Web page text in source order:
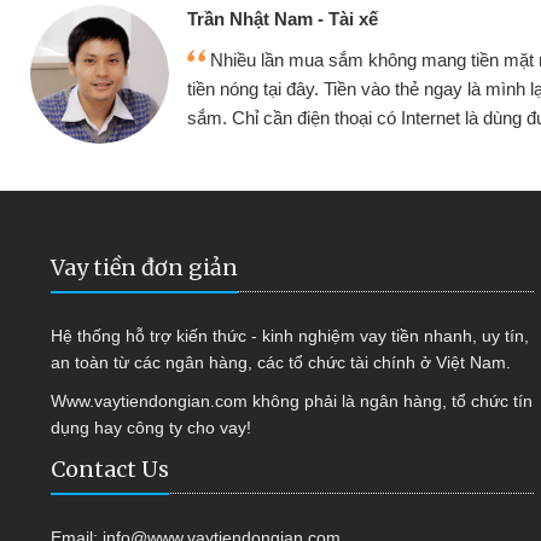
đều vay
tiếp tục mua
Tôi kinh doanh buôn bán
hàng, nhờ biết đến website
quyết được công việc của
Vay tiền đơn giản
Hệ thống hỗ trợ kiến thức - kinh nghiệm vay tiền nhanh, uy tín,
an toàn từ các ngân hàng, các tổ chức tài chính ở Việt Nam.
Www.vaytiendongian.com không phải là ngân hàng, tổ chức tín
dụng hay công ty cho vay!
Contact Us